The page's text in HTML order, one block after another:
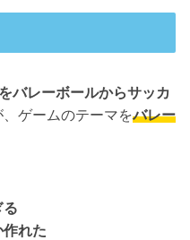
バレーボールからサッカ
ゲームのテーマをバレー
れた